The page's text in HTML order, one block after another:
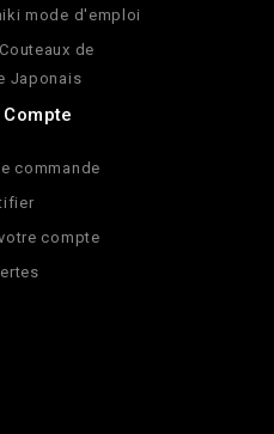
mode d'emploi
de
Japonais
commande
compte